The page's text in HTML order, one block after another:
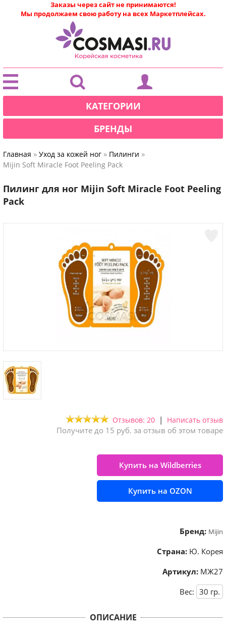
|
Заказы через сайт не принимаются!
Мы продолжаем свою работу на всех Маркетплейсах.
КАТЕГОРИИ
БРЕНДЫ
Главная » Уход за кожей ног » Пилинги »
Mijin Soft Miracle Foot Peeling Pack
Пилинг для ног Mijin Soft Miracle Foot Peeling
Pack
Отзывов: 20 | Написать отзыв
Получите до 15 руб. за отзыв об этом товаре
Купить на Wildberries
Купить на OZON
Бренд: Mijin
Страна: Ю. Корея
Артикул: МЖ27
Вес: 30 гр.
ОПИСАНИЕ